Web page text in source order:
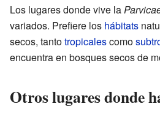
Los lugares donde vive la
variados. Prefiere los hábitats
secos, tantotropicalescomo
encuentra en bosques secos de
Otros lugares donde